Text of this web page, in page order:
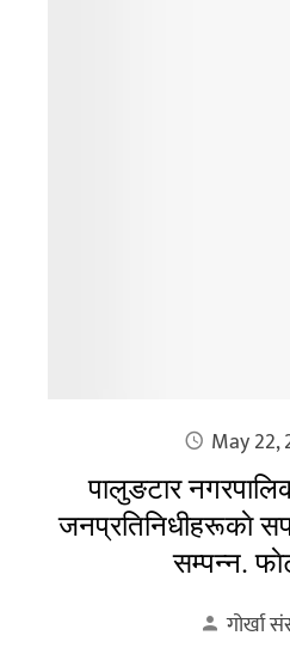
May 22,
पालुङटार
जनप्रतिनिधीहरूकाे
सम्पन्न.
गोर्खा